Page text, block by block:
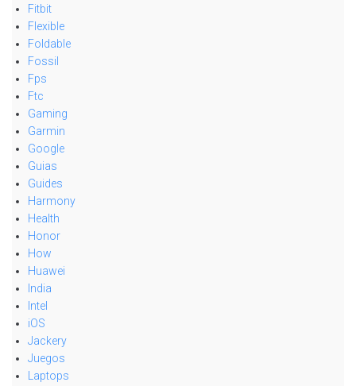
Fitbit
Flexible
Foldable
Fossil
Fps
Ftc
Gaming
Garmin
Google
Guias
Guides
Harmony
Health
Honor
How
Huawei
India
Intel
iOS
Jackery
Juegos
Laptops